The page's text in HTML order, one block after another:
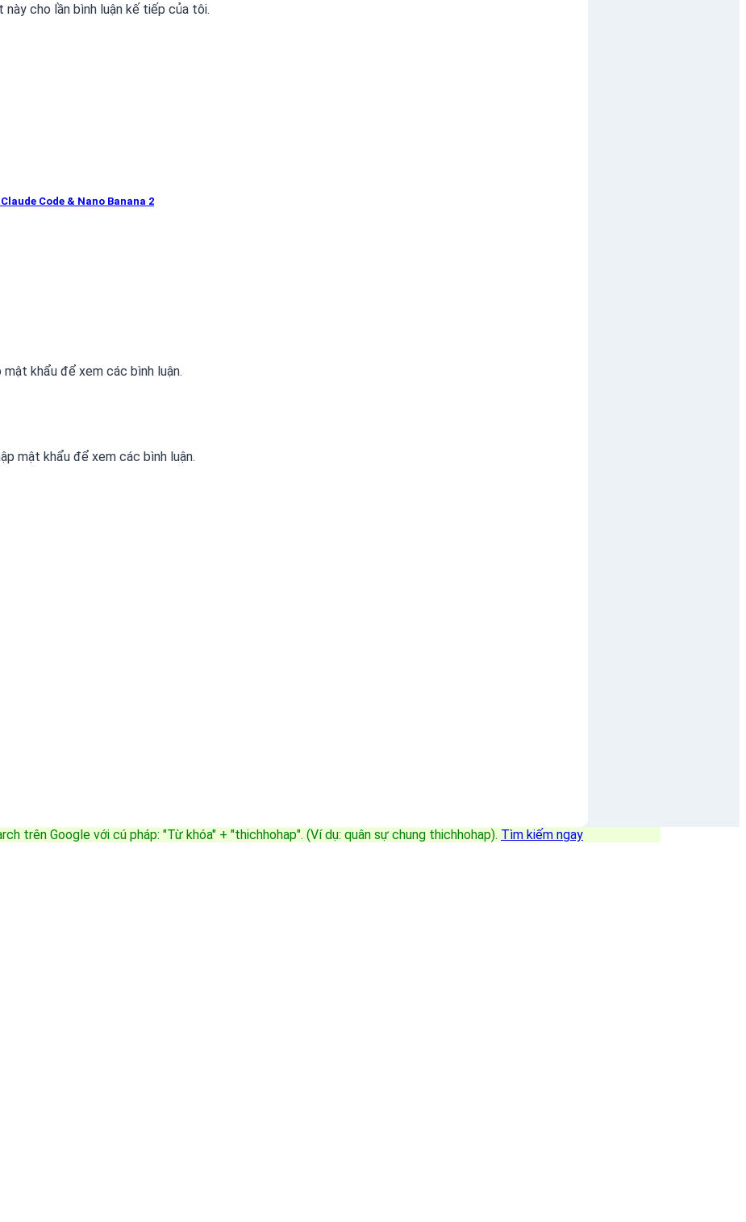
cho lần bình luận kế tiếp của tôi.
Code & Nano Banana 2
mật khẩu để xem các bình luận.
mật khẩu để xem các bình luận.
trên Google với cú pháp: "Từ khóa" + "thichhohap". (Ví dụ: quân sự chung thichhohap). Tìm kiếm ngay